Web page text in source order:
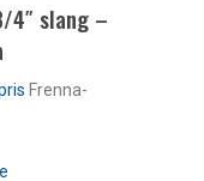
4″ slang –
Frenna-